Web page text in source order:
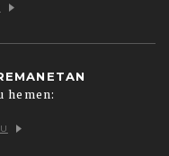
hemen: